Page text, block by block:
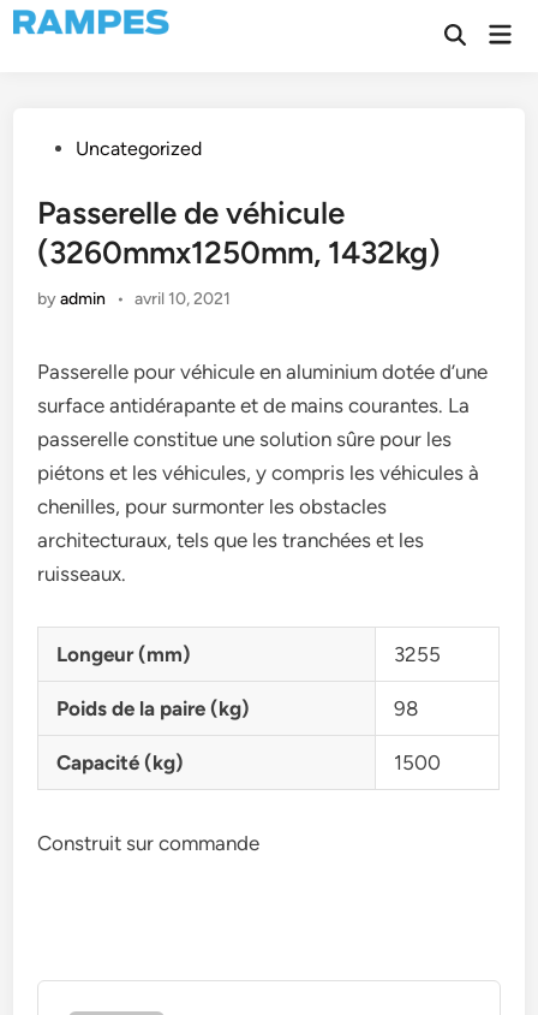
Skip
to
Open
PostedUncategorized
Passerelle de véhicule
(3260mmx1250mm, 1432kg)
byadmin • avril 10, 2021
Passerelle pour véhicule en aluminium dotée d’une
surface antidérapante et de mains courantes. La
passerelle constitue une solution sûre pour les
piétons et les véhicules, y compris les véhicules à
chenilles, pour surmonter les obstacles
architecturaux, tels que les tranchées et les
ruisseaux.
Longeur (mm) 3255
Poids de la paire (kg) 98
Capacité (kg) 1500
Construit sur commande